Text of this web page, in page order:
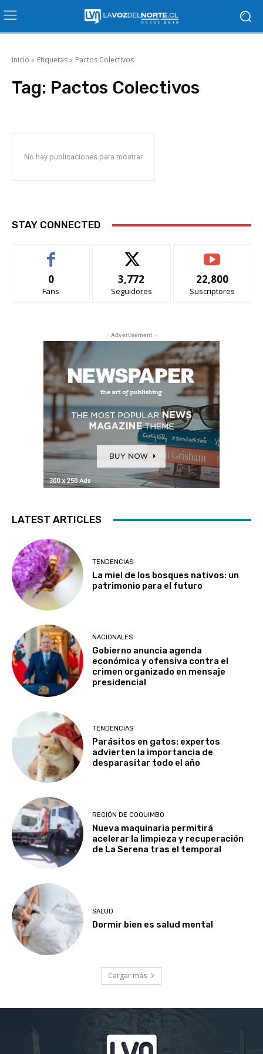
Inicio Etiquetas Pactos Colectivos
Tag: Pactos Colectivos
No hay publicaciones para mostrar
STAY CONNECTED
0
Fans
3,772
Seguidores
22,800
Suscriptores
- Advertisement -
LATEST ARTICLES
TENDENCIAS
La miel de los bosques nativos: un
patrimonio para el futuro
NACIONALES
Gobierno anuncia agenda
económica y ofensiva contra el
crimen organizado en mensaje
presidencial
TENDENCIAS
Parásitos en gatos: expertos
advierten la importancia de
desparasitar todo el año
REGIÓN DE COQUIMBO
Nueva maquinaria permitirá
acelerar la limpieza y recuperación
de La Serena tras el temporal
SALUD
Dormir bien es salud mental
Cargar más